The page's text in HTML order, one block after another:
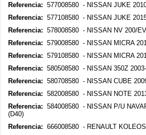
Referencia: 577008580 - NISSAN JUKE
Referencia: 577108580 - NISSAN JUKE
Referencia: 578008580 - NISSAN NV 200/
Referencia: 579008580 - NISSAN MICRA
Referencia: 579108580 - NISSAN MICRA
Referencia: 580508580 - NISSAN 350Z
Referencia: 580708580 - NISSAN CUBE
Referencia: 582008580 - NISSAN NOTE
Referencia: 584008580 - NISSAN P/U
(D40)
Referencia: 666008580 - RENAULT